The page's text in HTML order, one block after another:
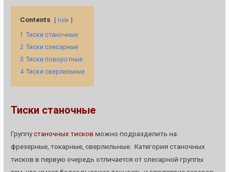
Contents hide
1 Тиски станочные
2 Тиски слесарные
3 Тиски поворотные
4 Тиски сверлильные
Тиски станочные
Группустаночных тисков можно подразделить на:
фрезерные, токарные, сверлильные. Категория станочных
тисков в первую очередь отличается от слесарной группы